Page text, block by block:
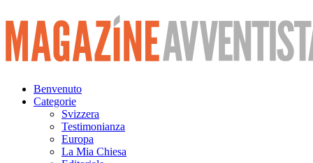
Vai
al
contenuto
Benvenuto
Categorie
Svizzera
Testimonianza
Europa
La Mia Chiesa